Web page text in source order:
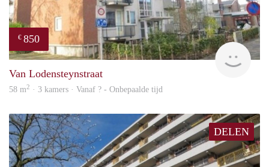
€ 850
Van Lodensteynstraat
58 m2 · 3 kamers · Vanaf ? - Onbepaalde tijd
DELEN